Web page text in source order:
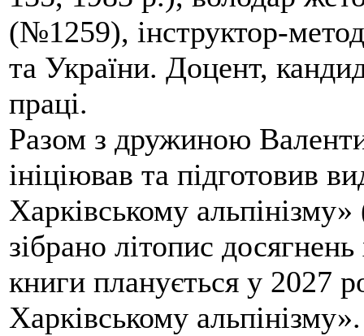
(№1259), інструктор-
та України. Доцент,
праці.
Разом з дружиною
ініціював та підготовив
Харківському
зібрано літопис
книги планується у 2027
Харківському альпінізму».